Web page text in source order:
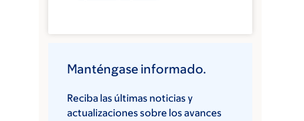
Manténgase informado.
Reciba las últimas noticias y
actualizaciones sobre los avances